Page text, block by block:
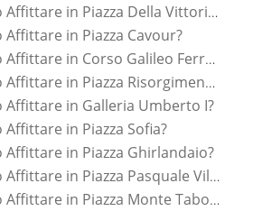
Vendere o Affittare in Piazza Della Vittoria?
Affittare in Piazza Cavour?
Vendere o Affittare in Corso Galileo Ferraris?
Vendere o Affittare in Piazza Risorgimento?
Affittare in Galleria Umberto I?
Affittare in Piazza Sofia?
Affittare in Piazza Ghirlandaio?
Vendere o Affittare in Piazza Pasquale Villari?
Vendere o Affittare in Piazza Monte Tabor?